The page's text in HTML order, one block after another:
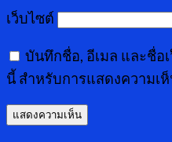
เว็บไซต์
บันทึกชื่อ, อีเมล และชื่อ
นี้ สำหรับการแสดงความเ